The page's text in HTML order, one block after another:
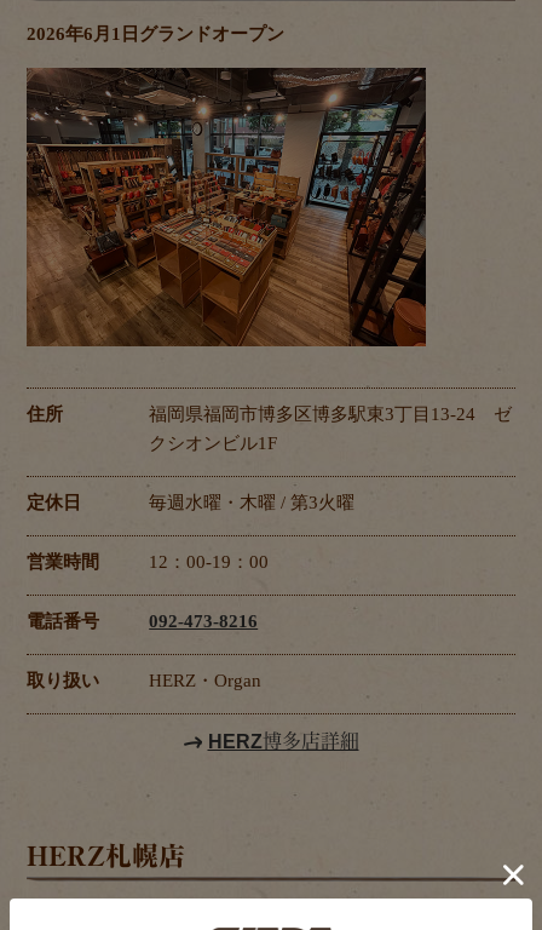
2026年6月1日グランドオープン
住所
福岡県福岡市博多区博多駅東3丁目13-24 ゼ
クシオンビル1F
定休日 毎週水曜・木曜 / 第3火曜
営業時間 12：00-19：00
電話番号 092-473-8216
取り扱い HERZ・Organ
HERZ博多店詳細
HERZ札幌店